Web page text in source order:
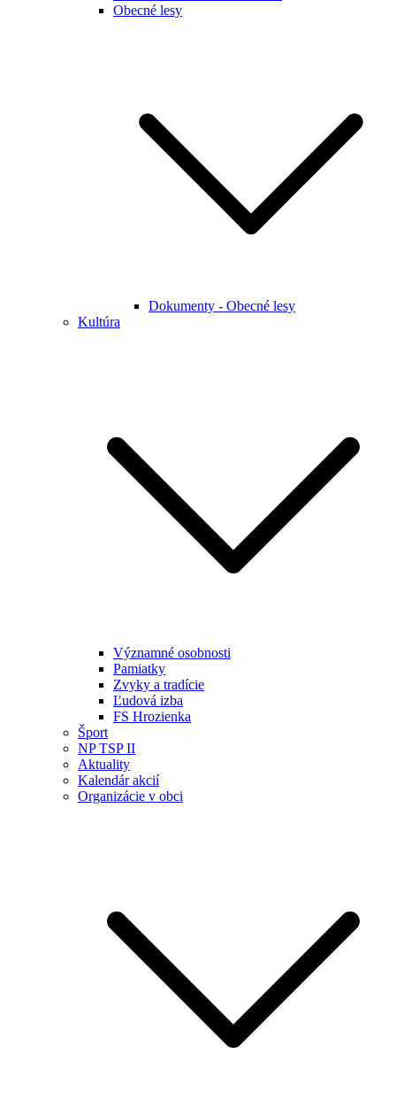
Obecné lesy
Dokumenty - Obecné lesy
Kultúra
Významné osobnosti
Pamiatky
Zvyky a tradície
Ľudová izba
FS Hrozienka
Šport
NP TSP II
Aktuality
Kalendár akcií
Organizácie v obci